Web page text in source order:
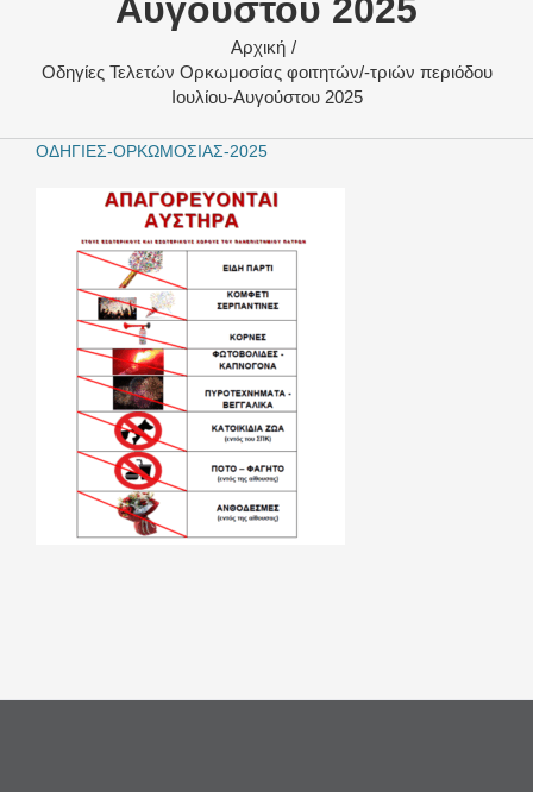
Αυγούστου 2025
Αρχική
Οδηγίες Τελετών Ορκωμοσίας φοιτητών/-τριών περιόδου
Ιουλίου-Αυγούστου 2025
ΟΔΗΓΙΕΣ-ΟΡΚΩΜΟΣΙΑΣ-2025